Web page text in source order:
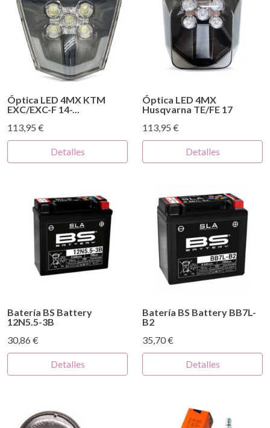
Óptica LED 4MX KTM
EXC/EXC-F 14-...
113,95 €
Detalles
Óptica LED 4MX
Husqvarna TE/FE 17
113,95 €
Detalles
Batería BS Battery
12N5.5-3B
30,86 €
Detalles
Batería BS Battery BB7L-
B2
35,70 €
Detalles